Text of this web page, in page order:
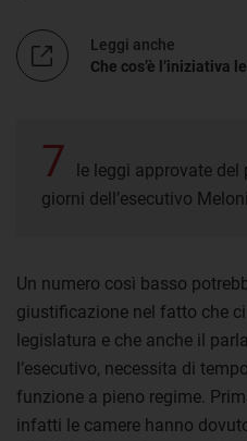
Leggi anche
Che cos’è l’iniziativa
7
le leggi approvate
giorni dell’esecutivo
Un numero così basso
giustificazione nel fatto che
legislatura e che anche il
l’esecutivo, necessita di
funzione a pieno regime.
infatti le camere hanno